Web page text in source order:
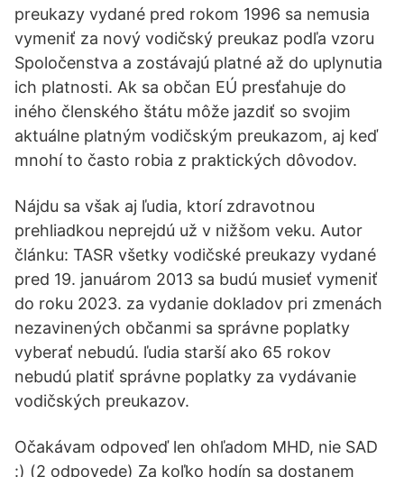
preukazy vydané pred rokom 1996 sa nemusia
vymeniť za nový vodičský preukaz podľa vzoru
Spoločenstva a zostávajú platné až do uplynutia
ich platnosti. Ak sa občan EÚ presťahuje do
iného členského štátu môže jazdiť so svojim
aktuálne platným vodičským preukazom, aj keď
mnohí to často robia z praktických dôvodov.
Nájdu sa však aj ľudia, ktorí zdravotnou
prehliadkou neprejdú už v nižšom veku. Autor
článku: TASR všetky vodičské preukazy vydané
pred 19. januárom 2013 sa budú musieť vymeniť
do roku 2023. za vydanie dokladov pri zmenách
nezavinených občanmi sa správne poplatky
vyberať nebudú. ľudia starší ako 65 rokov
nebudú platiť správne poplatky za vydávanie
vodičských preukazov.
Očakávam odpoveď len ohľadom MHD, nie SAD
:) (2 odpovede) Za koľko hodín sa dostanem